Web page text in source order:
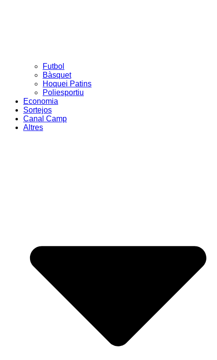
Futbol
Bàsquet
Hoquei Patins
Poliesportiu
Economia
Sortejos
Canal Camp
Altres